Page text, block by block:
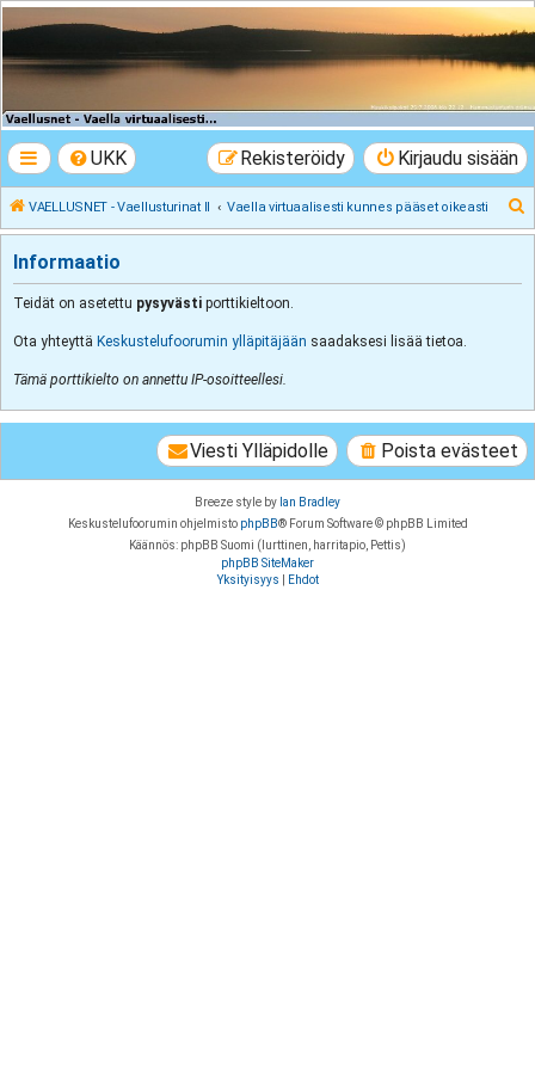
VAELLUSNET -
Vaellusturinat II
UKK Kirjaudu sisään
Rekisteröidy
VAELLUSNET - Vaellusturinat II Vaella virtuaalisesti kunnes pääset oikeasti
t
Informaatio
Teidät on asetettu pysyvästi porttikieltoon.
Ota yhteyttä Keskustelufoorumin ylläpitäjään saadaksesi lisää tietoa.
Tämä porttikielto on annettu IP-osoitteellesi.
Poista evästeet
Viesti Ylläpidolle
Breeze style by Ian Bradley
Keskustelufoorumin ohjelmisto phpBB® Forum Software © phpBB Limited
Käännös: phpBB Suomi (lurttinen, harritapio, Pettis)
phpBB SiteMaker
Yksityisyys
Ehdot